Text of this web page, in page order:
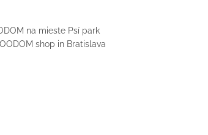
na mieste Psí park
shop in Bratislava